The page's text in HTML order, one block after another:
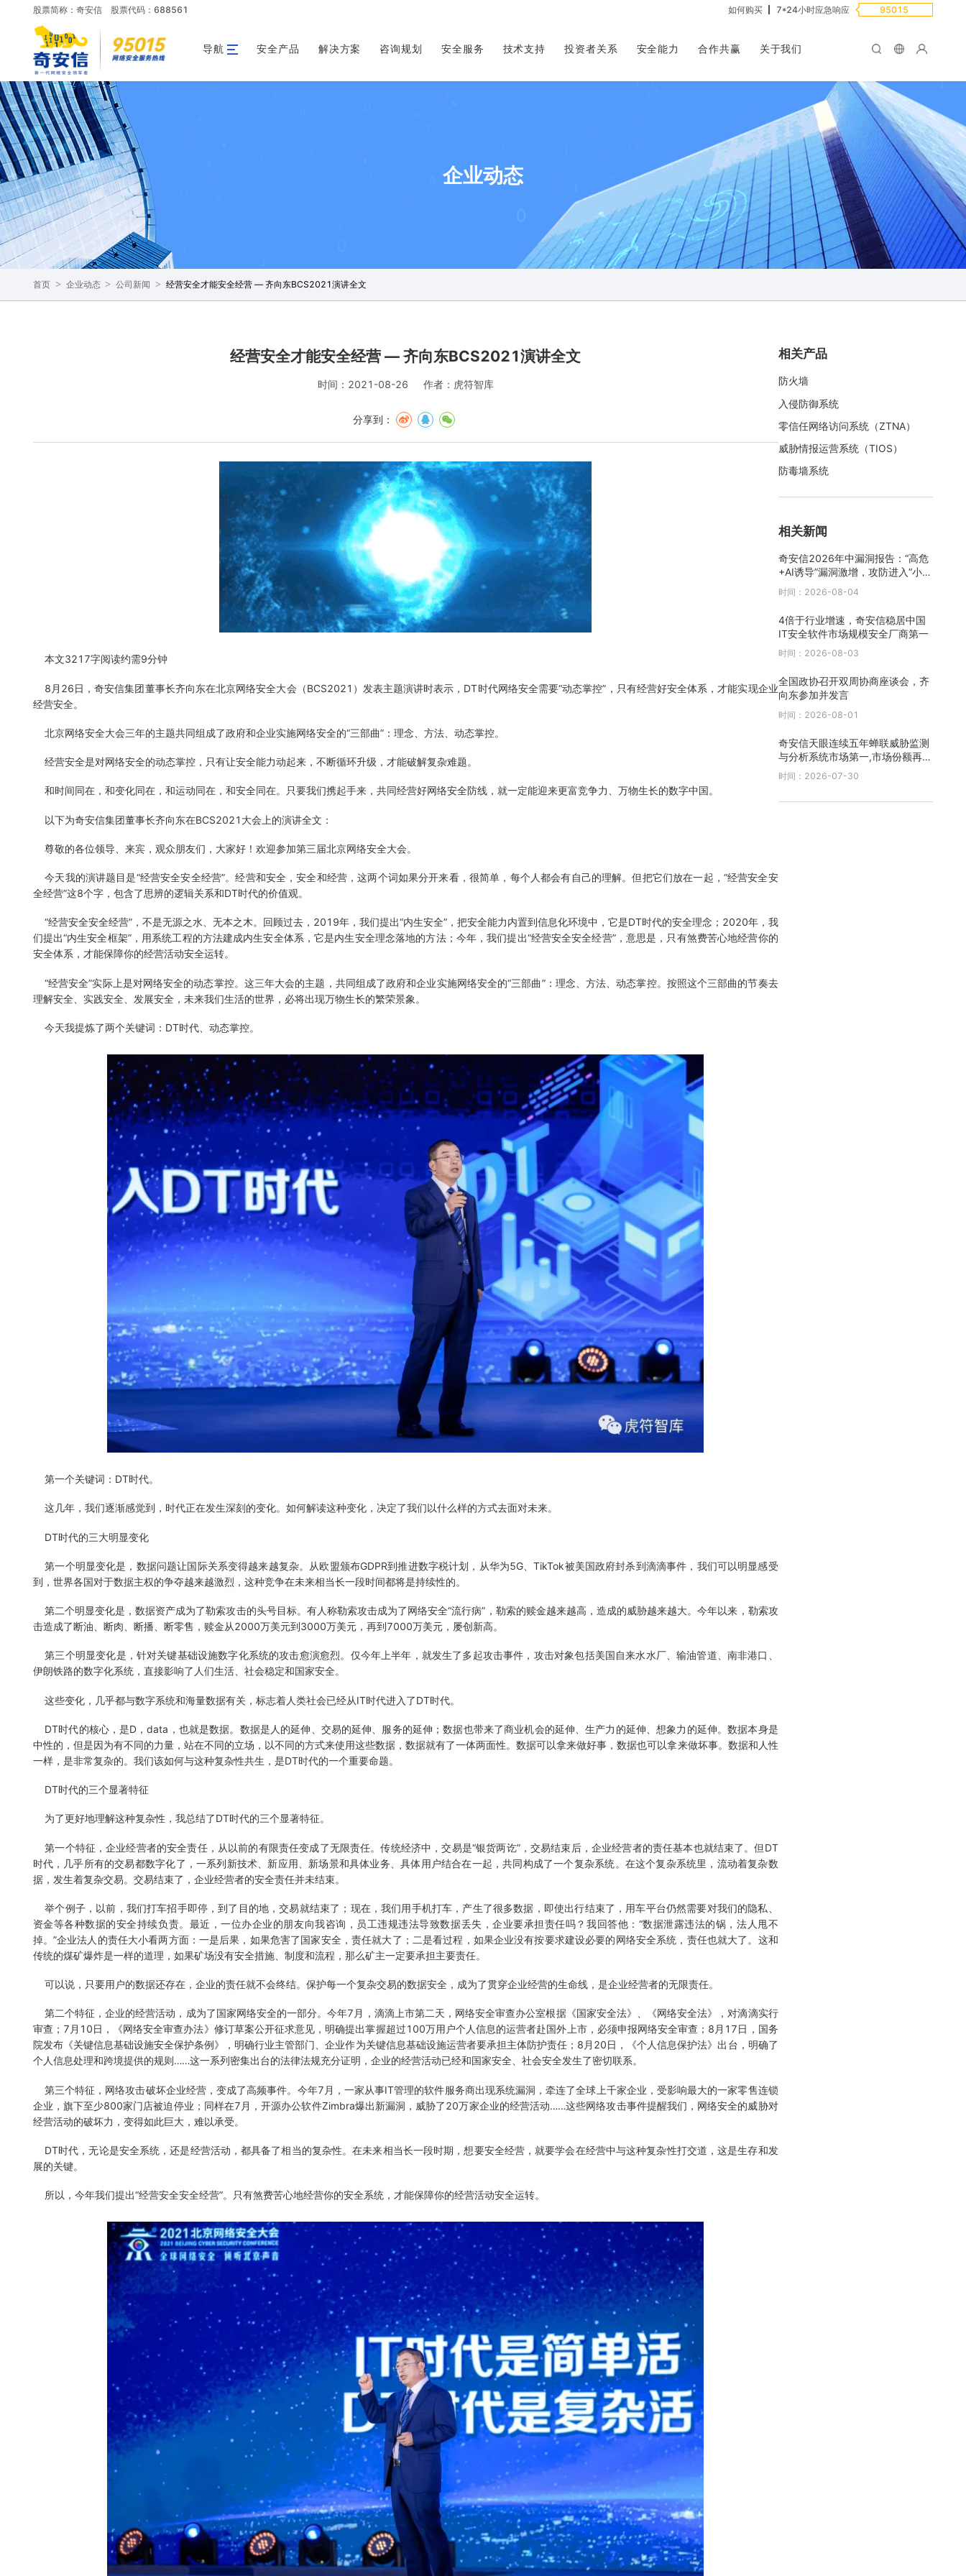
股票简称：奇安信 股票代码：688561 如何购买 7*24小时应急响应 95015
导航 安全产品 解决方案 咨询规划 安全服务 技术支持 投资者关系 安全能力 合作共赢 关于我们
企业动态
首页 > 企业动态 > 公司新闻 > 经营安全才能安全经营 — 齐向东BCS2021演讲全文
经营安全才能安全经营 — 齐向东BCS2021演讲全文
时间：2021-08-26 作者：虎符智库
分享到：
本文3217字阅读约需9分钟
8月26日，奇安信集团董事长齐向东在北京网络安全大会（BCS2021）发表主题演讲时表示，DT时代网络安全需要“动态掌控”，只有经营好安全体系，才能实现企业
经营安全。
北京网络安全大会三年的主题共同组成了政府和企业实施网络安全的“三部曲”：理念、方法、动态掌控。
经营安全是对网络安全的动态掌控，只有让安全能力动起来，不断循环升级，才能破解复杂难题。
和时间同在，和变化同在，和运动同在，和安全同在。只要我们携起手来，共同经营好网络安全防线，就一定能迎来更富竞争力、万物生长的数字中国。
以下为奇安信集团董事长齐向东在BCS2021大会上的演讲全文：
尊敬的各位领导、来宾，观众朋友们，大家好！欢迎参加第三届北京网络安全大会。
今天我的演讲题目是“经营安全安全经营”。经营和安全，安全和经营，这两个词如果分开来看，很简单，每个人都会有自己的理解。但把它们放在一起，“经营安全安
全经营”这8个字，包含了思辨的逻辑关系和DT时代的价值观。
“经营安全安全经营”，不是无源之水、无本之木。回顾过去，2019年，我们提出“内生安全”，把安全能力内置到信息化环境中，它是DT时代的安全理念；2020年，我
们提出“内生安全框架”，用系统工程的方法建成内生安全体系，它是内生安全理念落地的方法；今年，我们提出“经营安全安全经营”，意思是，只有煞费苦心地经营你的
安全体系，才能保障你的经营活动安全运转。
“经营安全”实际上是对网络安全的动态掌控。这三年大会的主题，共同组成了政府和企业实施网络安全的“三部曲”：理念、方法、动态掌控。按照这个三部曲的节奏去
理解安全、实践安全、发展安全，未来我们生活的世界，必将出现万物生长的繁荣景象。
今天我提炼了两个关键词：DT时代、动态掌控。
第一个关键词：DT时代。
这几年，我们逐渐感觉到，时代正在发生深刻的变化。如何解读这种变化，决定了我们以什么样的方式去面对未来。
DT时代的三大明显变化
第一个明显变化是，数据问题让国际关系变得越来越复杂。从欧盟颁布GDPR到推进数字税计划，从华为5G、TikTok被美国政府封杀到滴滴事件，我们可以明显感受
到，世界各国对于数据主权的争夺越来越激烈，这种竞争在未来相当长一段时间都将是持续性的。
第二个明显变化是，数据资产成为了勒索攻击的头号目标。有人称勒索攻击成为了网络安全“流行病”，勒索的赎金越来越高，造成的威胁越来越大。今年以来，勒索攻
击造成了断油、断肉、断播、断零售，赎金从2000万美元到3000万美元，再到7000万美元，屡创新高。
第三个明显变化是，针对关键基础设施数字化系统的攻击愈演愈烈。仅今年上半年，就发生了多起攻击事件，攻击对象包括美国自来水水厂、输油管道、南非港口、
伊朗铁路的数字化系统，直接影响了人们生活、社会稳定和国家安全。
这些变化，几乎都与数字系统和海量数据有关，标志着人类社会已经从IT时代进入了DT时代。
DT时代的核心，是D，data，也就是数据。数据是人的延伸、交易的延伸、服务的延伸；数据也带来了商业机会的延伸、生产力的延伸、想象力的延伸。数据本身是
中性的，但是因为有不同的力量，站在不同的立场，以不同的方式来使用这些数据，数据就有了一体两面性。数据可以拿来做好事，数据也可以拿来做坏事。数据和人性
一样，是非常复杂的。我们该如何与这种复杂性共生，是DT时代的一个重要命题。
DT时代的三个显著特征
为了更好地理解这种复杂性，我总结了DT时代的三个显著特征。
第一个特征，企业经营者的安全责任，从以前的有限责任变成了无限责任。传统经济中，交易是“银货两讫”，交易结束后，企业经营者的责任基本也就结束了。但DT
时代，几乎所有的交易都数字化了，一系列新技术、新应用、新场景和具体业务、具体用户结合在一起，共同构成了一个复杂系统。在这个复杂系统里，流动着复杂数
据，发生着复杂交易。交易结束了，企业经营者的安全责任并未结束。
举个例子，以前，我们打车招手即停，到了目的地，交易就结束了；现在，我们用手机打车，产生了很多数据，即使出行结束了，用车平台仍然需要对我们的隐私、
资金等各种数据的安全持续负责。最近，一位办企业的朋友向我咨询，员工违规违法导致数据丢失，企业要承担责任吗？我回答他：“数据泄露违法的锅，法人甩不
掉。”企业法人的责任大小看两方面：一是后果，如果危害了国家安全，责任就大了；二是看过程，如果企业没有按要求建设必要的网络安全系统，责任也就大了。这和
传统的煤矿爆炸是一样的道理，如果矿场没有安全措施、制度和流程，那么矿主一定要承担主要责任。
可以说，只要用户的数据还存在，企业的责任就不会终结。保护每一个复杂交易的数据安全，成为了贯穿企业经营的生命线，是企业经营者的无限责任。
第二个特征，企业的经营活动，成为了国家网络安全的一部分。今年7月，滴滴上市第二天，网络安全审查办公室根据《国家安全法》、《网络安全法》，对滴滴实行
审查；7月10日，《网络安全审查办法》修订草案公开征求意见，明确提出掌握超过100万用户个人信息的运营者赴国外上市，必须申报网络安全审查；8月17日，国务
院发布《关键信息基础设施安全保护条例》，明确行业主管部门、企业作为关键信息基础设施运营者要承担主体防护责任；8月20日，《个人信息保护法》出台，明确了
个人信息处理和跨境提供的规则……这一系列密集出台的法律法规充分证明，企业的经营活动已经和国家安全、社会安全发生了密切联系。
第三个特征，网络攻击破坏企业经营，变成了高频事件。今年7月，一家从事IT管理的软件服务商出现系统漏洞，牵连了全球上千家企业，受影响最大的一家零售连锁
企业，旗下至少800家门店被迫停业；同样在7月，开源办公软件Zimbra爆出新漏洞，威胁了20万家企业的经营活动……这些网络攻击事件提醒我们，网络安全的威胁对
经营活动的破坏力，变得如此巨大，难以承受。
DT时代，无论是安全系统，还是经营活动，都具备了相当的复杂性。在未来相当长一段时期，想要安全经营，就要学会在经营中与这种复杂性打交道，这是生存和发
展的关键。
所以，今年我们提出“经营安全安全经营”。只有煞费苦心地经营你的安全系统，才能保障你的经营活动安全运转。
相关产品
防火墙
入侵防御系统
零信任网络访问系统（ZTNA）
威胁情报运营系统（TIOS）
防毒墙系统
相关新闻
奇安信2026年中漏洞报告：“高危
+AI诱导”漏洞激增，攻防进入“小时
级”时代
时间：2026-08-04
4倍于行业增速，奇安信稳居中国
IT安全软件市场规模安全厂商第一
时间：2026-08-03
全国政协召开双周协商座谈会，齐
向东参加并发言
时间：2026-08-01
奇安信天眼连续五年蝉联威胁监测
与分析系统市场第一,市场份额再创
新高
时间：2026-07-30